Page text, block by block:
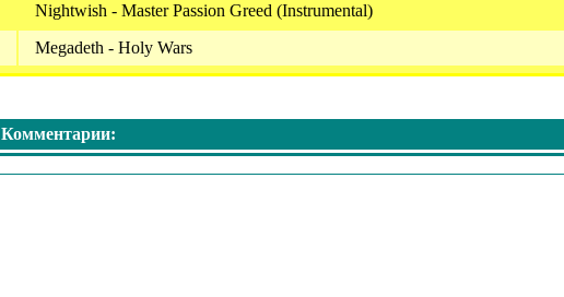
Nightwish - Master Passion Greed (Instrumental)
Megadeth - Holy Wars
Muse - Apocalypse Please
Theatre Of Tragedy - Poppaea
Комментарии: